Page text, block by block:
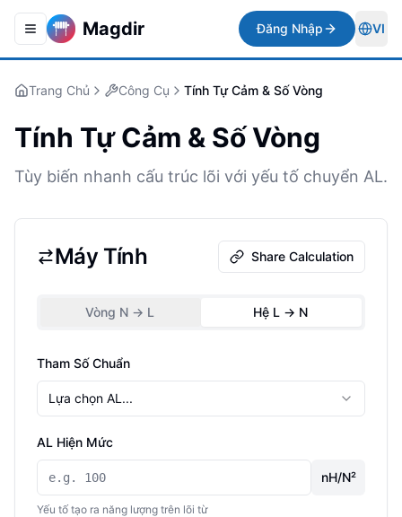
Toggle navigation menu
Magdir Đăng Nhập VI
Trang Chủ Công Cụ Tính Tự Cảm & Số Vòng
Tính Tự Cảm & Số Vòng
Tùy biến nhanh cấu trúc lõi với yếu tố chuyển AL.
Máy Tính Share Calculation
Vòng N -> L Hệ L -> N
Tham Số Chuẩn
Lựa chọn AL...
AL Hiện Mức
nH/N²
Yếu tố tạo ra năng lượng trên lõi từ